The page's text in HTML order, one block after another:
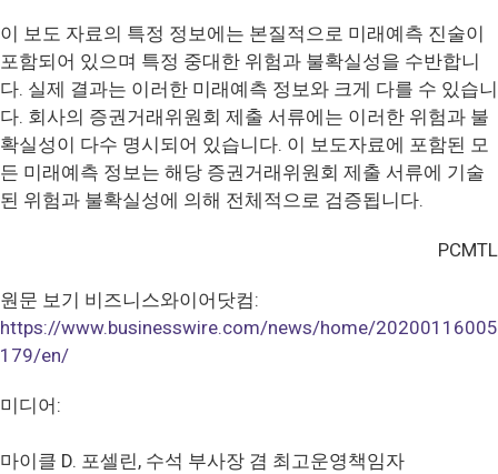
이 보도 자료의 특정 정보에는 본질적으로 미래예측 진술이
포함되어 있으며 특정 중대한 위험과 불확실성을 수반합니
다. 실제 결과는 이러한 미래예측 정보와 크게 다를 수 있습니
다. 회사의 증권거래위원회 제출 서류에는 이러한 위험과 불
확실성이 다수 명시되어 있습니다. 이 보도자료에 포함된 모
든 미래예측 정보는 해당 증권거래위원회 제출 서류에 기술
된 위험과 불확실성에 의해 전체적으로 검증됩니다.
PCMTL
원문 보기 비즈니스와이어닷컴:
https://www.businesswire.com/news/home/20200116005
179/en/
미디어:
마이클 D. 포셀린, 수석 부사장 겸 최고운영책임자